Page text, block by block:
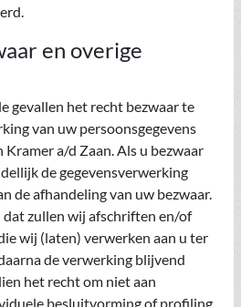
en overige
gevallen het recht bezwaar te
van uw persoonsgegevens
a/d Zaan. Als u bezwaar
de gegevensverwerking
de afhandeling van uw bezwaar.
dat zullen wij afschriften en/of
wij (laten) verwerken aan u ter
de verwerking blijvend
het recht om niet aan
besluitvorming of profiling